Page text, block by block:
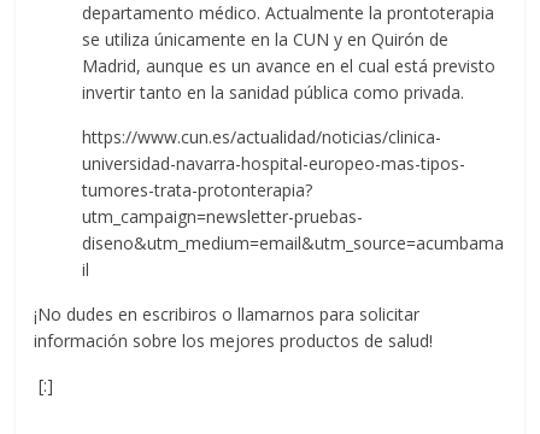
departamento médico. Actualmente la prontoterapia
se utiliza únicamente en la CUN y en Quirón de
Madrid, aunque es un avance en el cual está previsto
invertir tanto en la sanidad pública como privada.
https://www.cun.es/actualidad/noticias/clinica-
universidad-navarra-hospital-europeo-mas-tipos-
tumores-trata-protonterapia?
utm_campaign=newsletter-pruebas-
diseno&utm_medium=email&utm_source=acumbama
il
¡No dudes en escribiros o llamarnos para solicitar
información sobre los mejores productos de salud!
[:]